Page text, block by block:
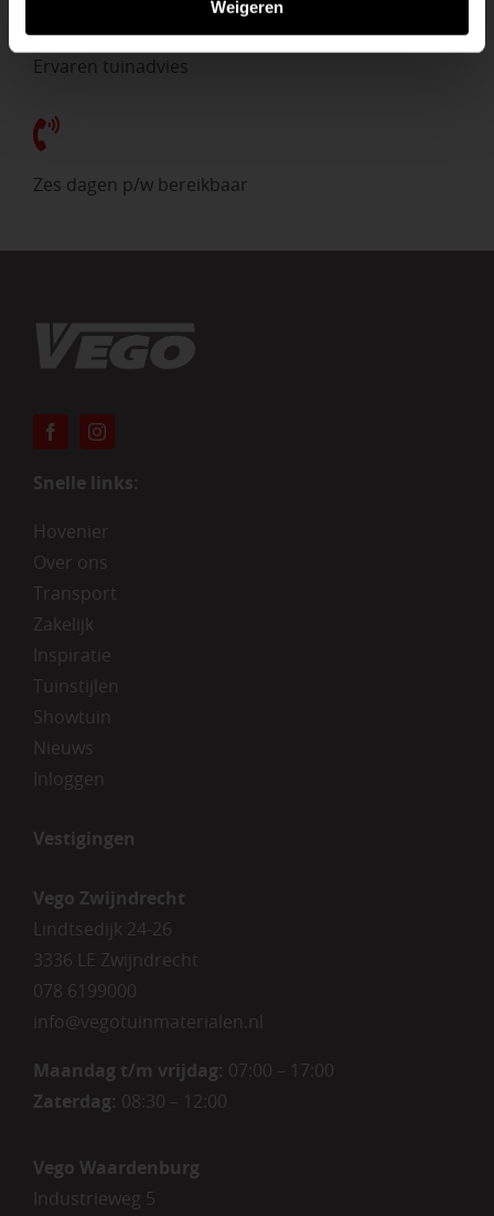
Weigeren
Ervaren tuinadvies
Zes dagen p/w bereikbaar
Snelle links:
Hovenier
Over ons
Transport
Zakelijk
Inspiratie
Tuinstijlen
Showtuin
Nieuws
Inloggen
Vestigingen
Vego Zwijndrecht
Lindtsedijk 24-26
3336 LE Zwijndrecht
078 6199000
info@vegotuinmaterialen.nl
Maandag t/m vrijdag: 07:00 – 17:00
Zaterdag: 08:30 – 12:00
Vego Waardenburg
Industrieweg 5